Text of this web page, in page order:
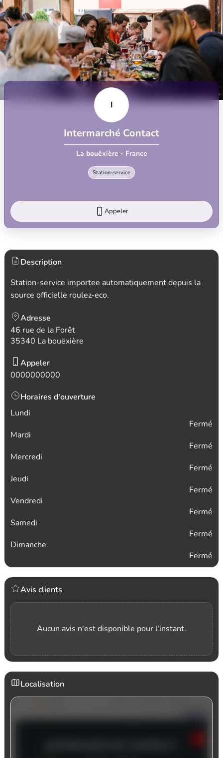
I
Intermarché Contact
La bouëxière - France
Station-service
Appeler
Description
Station-service importee automatiquement depuis la
source officielle roulez-eco.
Adresse
46 rue de la Forêt
35340 La bouëxière
Appeler
0000000000
Horaires d'ouverture
Lundi
Fermé
Mardi
Fermé
Mercredi
Fermé
Jeudi
Fermé
Vendredi
Fermé
Samedi
Fermé
Dimanche
Fermé
Avis clients
Aucun avis n'est disponible pour l'instant.
Localisation